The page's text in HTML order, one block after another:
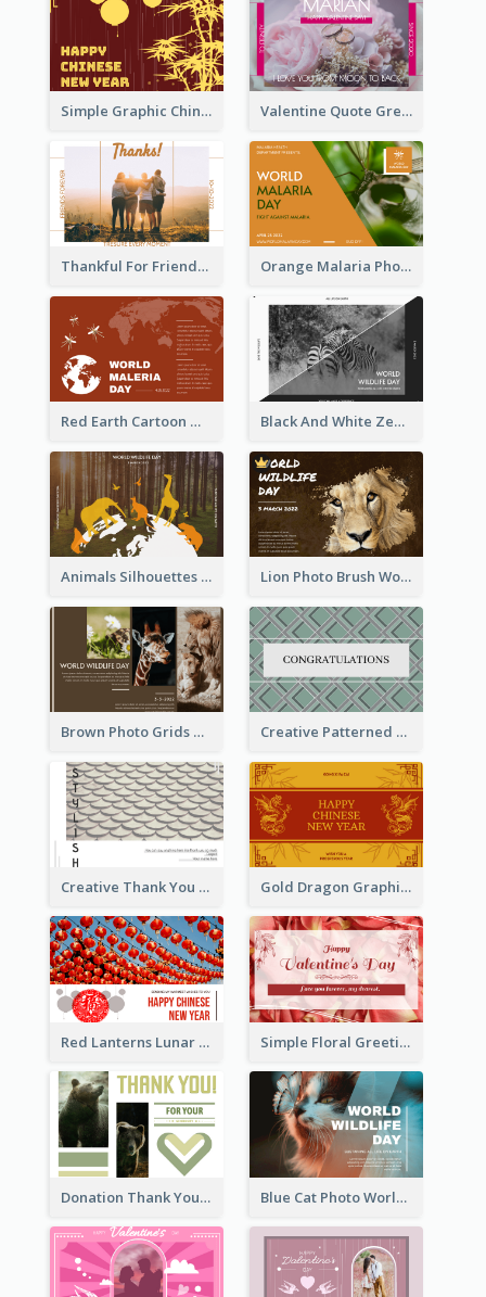
Simple Graphic Chinese New Year In Red And Yellow Valentine Quote Greeting Card
Thankful For Friendship Greeting Card Orange Malaria Photo World Malaria Day Greeting Card
Red Earth Cartoon World Malaria Day Greeting Card Black And White Zebra World Wildlife Day Greeting Card
Animals Silhouettes World Wildlife Day Greeting Card Lion Photo Brush World Wildlife Day Greeting Card
Brown Photo Grids World Wildlife Day Greeting Card Creative Patterned Congratulations Greeting Card
Creative Thank You Card Template Gold Dragon Graphic Lunar New Year Greeting Card
Red Lanterns Lunar New Year Greeting Card Simple Floral Greeting Card Of Valentine's Day
Donation Thank You Card Blue Cat Photo World Wildlife Day Greeting Card